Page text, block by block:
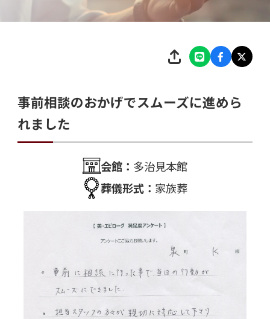
事前相談のおかげでスムーズに進めら
れました
会館： 多治見本館
葬儀形式： 家族葬